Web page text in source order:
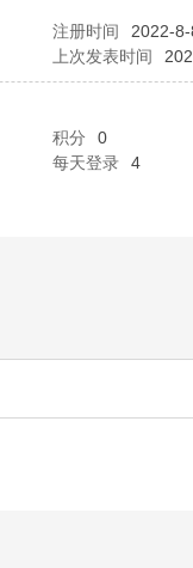
注册时间
2022-
上次发表时间
积分
0
每天登录
4